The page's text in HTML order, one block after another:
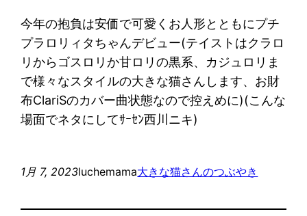
今年の抱負は安価で可愛くお人形とともにプチ
プラロリィタちゃんデビュー(テイストはクラロ
リからゴスロリか甘ロリの黒系、カジュロリま
で様々なスタイルの大きな猫さんします、お財
布ClariSのカバー曲状態なので控えめに)(こんな
場面でネタにしてｻｰｾﾝ西川ニキ)
1月 7, 2023luchemama大きな猫さんのつぶやき